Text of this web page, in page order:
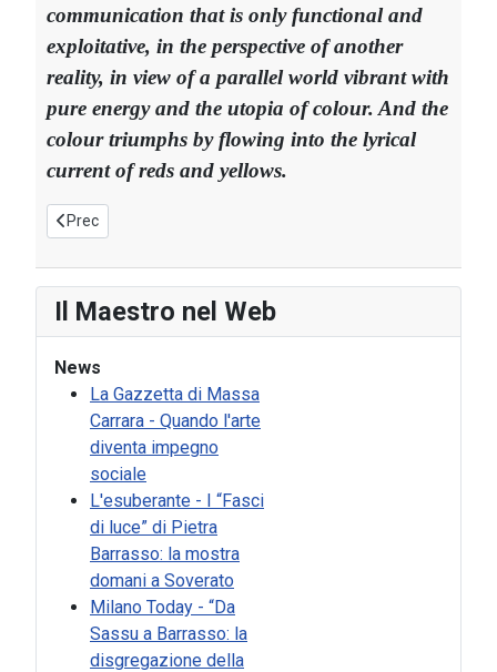
Il Maestro nel Web
News
La Gazzetta di Massa
Carrara - Quando l'arte
diventa impegno
sociale
L'esuberante - I “Fasci
di luce” di Pietra
Barrasso: la mostra
domani a Soverato
Milano Today - “Da
Sassu a Barrasso: la
disgregazione della
communication that is only functional and
exploitative, in the perspective of another
reality, in view of a parallel world vibrant with
pure energy and the utopia of colour. And the
colour triumphs by flowing into the lyrical
current of reds and yellows.
Articolo precedente: Giovanni Faccenda
Prec